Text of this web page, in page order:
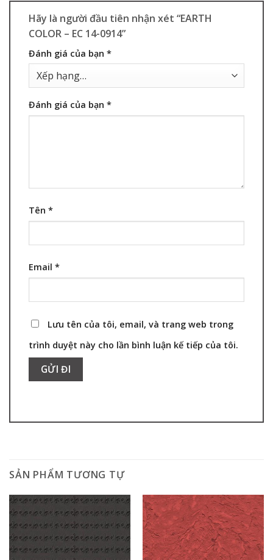
Hãy là người đầu tiên nhận xét “EARTH
COLOR – EC 14-0914”
Đánh giá của bạn *
Đánh giá của bạn *
Tên *
Email *
Lưu tên của tôi, email, và trang web trong
trình duyệt này cho lần bình luận kế tiếp của tôi.
SẢN PHẨM TƯƠNG TỰ